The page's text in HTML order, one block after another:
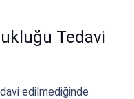
Tedavi
edilmediğinde